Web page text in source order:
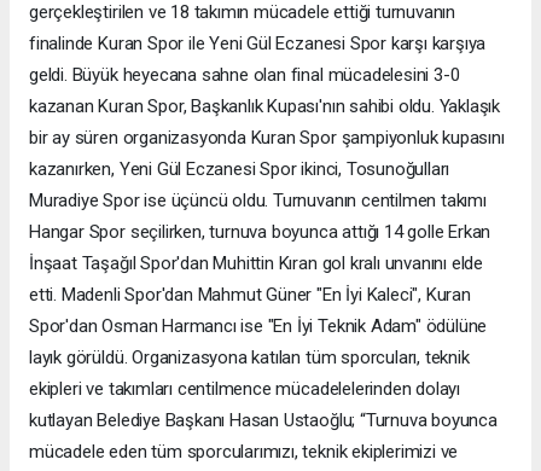
gerçekleştirilen ve 18 takımın mücadele ettiği turnuvanın
finalinde Kuran Spor ile Yeni Gül Eczanesi Spor karşı karşıya
geldi. Büyük heyecana sahne olan final mücadelesini 3-0
kazanan Kuran Spor, Başkanlık Kupası'nın sahibi oldu. Yaklaşık
bir ay süren organizasyonda Kuran Spor şampiyonluk kupasını
kazanırken, Yeni Gül Eczanesi Spor ikinci, Tosunoğulları
Muradiye Spor ise üçüncü oldu. Turnuvanın centilmen takımı
Hangar Spor seçilirken, turnuva boyunca attığı 14 golle Erkan
İnşaat Taşağıl Spor'dan Muhittin Kıran gol kralı unvanını elde
etti. Madenli Spor'dan Mahmut Güner "En İyi Kaleci", Kuran
Spor'dan Osman Harmancı ise "En İyi Teknik Adam" ödülüne
layık görüldü. Organizasyona katılan tüm sporcuları, teknik
ekipleri ve takımları centilmence mücadelelerinden dolayı
kutlayan Belediye Başkanı Hasan Ustaoğlu; “Turnuva boyunca
mücadele eden tüm sporcularımızı, teknik ekiplerimizi ve